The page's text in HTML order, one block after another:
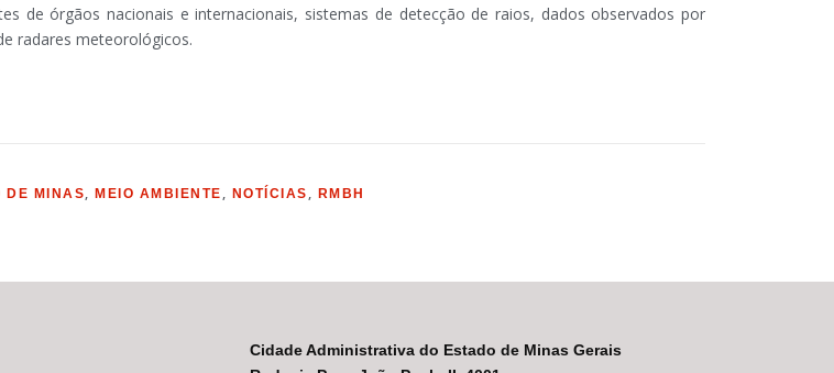
de órgãos nacionais e internacionais, sistemas de detecção de raios, dados observados por
radares meteorológicos.
DE MINAS, MEIO AMBIENTE , NOTÍCIAS , RMBH
Cidade Administrativa do Estado de Minas Gerais